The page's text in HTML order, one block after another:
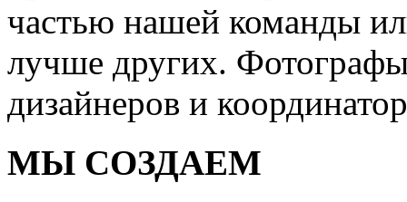
частью нашей команды
лучше других.
дизайнеров и
МЫ СОЗДАЕМ